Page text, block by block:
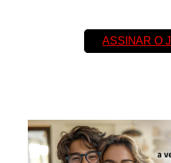
ASSINAR O